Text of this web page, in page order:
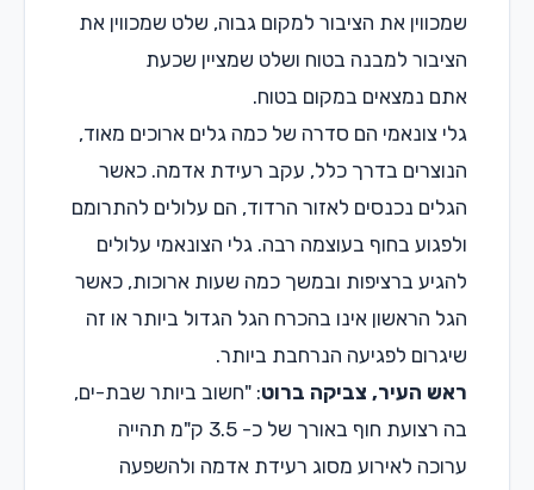
שמכווין את הציבור למקום גבוה, שלט שמכווין את
הציבור למבנה בטוח ושלט שמציין שכעת
אתם נמצאים במקום בטוח.
גלי צונאמי הם סדרה של כמה גלים ארוכים מאוד,
הנוצרים בדרך כלל, עקב רעידת אדמה. כאשר
הגלים נכנסים לאזור הרדוד, הם עלולים להתרומם
ולפגוע בחוף בעוצמה רבה. גלי הצונאמי עלולים
להגיע ברציפות ובמשך כמה שעות ארוכות, כאשר
הגל הראשון אינו בהכרח הגל הגדול ביותר או זה
שיגרום לפגיעה הנרחבת ביותר.
ראש העיר, צביקה ברוט: "חשוב ביותר שבת-ים,
בה רצועת חוף באורך של כ- 3.5 ק"מ תהייה
ערוכה לאירוע מסוג רעידת אדמה ולהשפעה